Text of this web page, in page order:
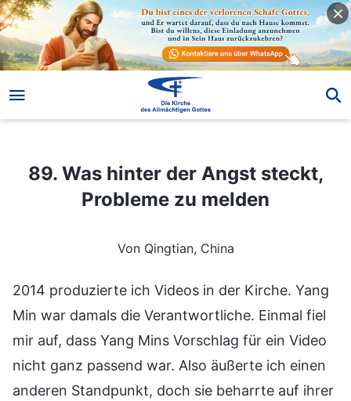
89. Was hinter der Angst steckt, Probleme zu melden
89. Was hinter der Angst steckt,
Probleme zu melden
Von Qingtian, China
2014 produzierte ich Videos in der Kirche. Yang
Min war damals die Verantwortliche. Einmal fiel
mir auf, dass Yang Mins Vorschlag für ein Video
nicht ganz passend war. Also äußerte ich einen
anderen Standpunkt, doch sie beharrte auf ihrer